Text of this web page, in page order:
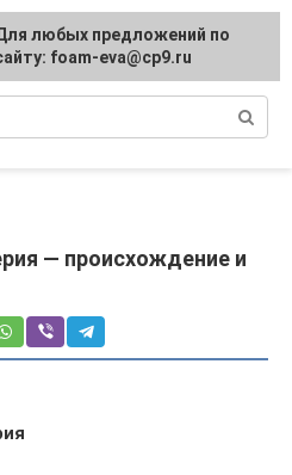
и гадания
— происхождение и
любых предложений по
foam-eva@cp9.ru